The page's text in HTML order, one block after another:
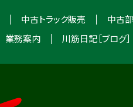
中古トラック販売 中古
業務案内 川筋日記［ブログ］